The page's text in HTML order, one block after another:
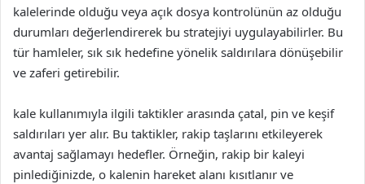
kalelerinde olduğu veya açık dosya kontrolünün az olduğu
durumları değerlendirerek bu stratejiyi uygulayabilirler. Bu
tür hamleler, sık sık hedefine yönelik saldırılara dönüşebilir
ve zaferi getirebilir.
kale kullanımıyla ilgili taktikler arasında çatal, pin ve keşif
saldırıları yer alır. Bu taktikler, rakip taşlarını etkileyerek
avantaj sağlamayı hedefler. Örneğin, rakip bir kaleyi
pinlediğinizde, o kalenin hareket alanı kısıtlanır ve